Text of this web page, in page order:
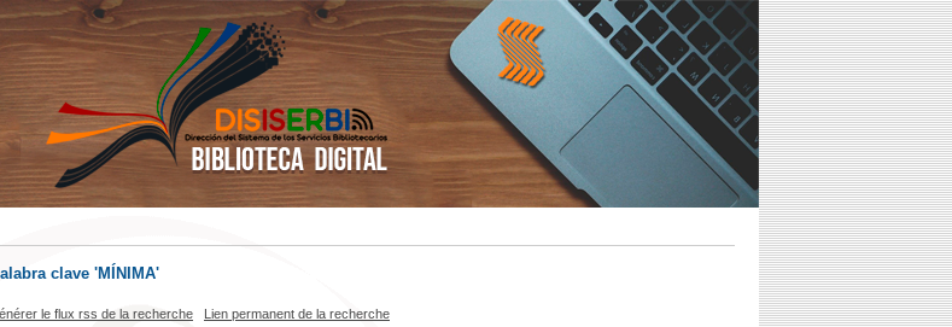
clave 'MÍNIMA'
le flux rss de la recherche
Lien permanent de la recherche